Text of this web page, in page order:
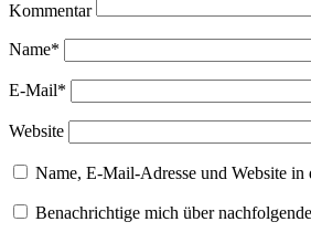
Kommentar
Name*
E-Mail*
Website
Name, E-Mail-Adresse und Website in
Benachrichtige mich über